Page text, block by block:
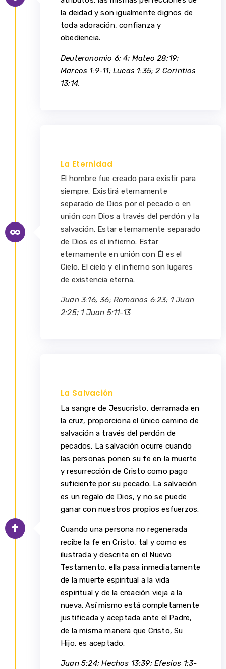
la deidad y son igualmente dignos de
toda adoración, confianza y
obediencia.
Deuteronomio 6: 4; Mateo 28:19;
Marcos 1:9-11; Lucas 1:35; 2 Corintios
13:14.
La Eternidad
El hombre fue creado para existir para
siempre. Existirá eternamente
separado de Dios por el pecado o en
unión con Dios a través del perdón y la
salvación. Estar eternamente separado
de Dios es el infierno. Estar
eternamente en unión con Él es el
Cielo. El cielo y el infierno son lugares
de existencia eterna.
Juan 3:16, 36; Romanos 6:23; 1 Juan
2:25; 1 Juan 5:11-13
La Salvación
La sangre de Jesucristo, derramada en
la cruz, proporciona el único camino de
salvación a través del perdón de
pecados. La salvación ocurre cuando
las personas ponen su fe en la muerte
y resurrección de Cristo como pago
suficiente por su pecado. La salvación
es un regalo de Dios, y no se puede
ganar con nuestros propios esfuerzos.
Cuando una persona no regenerada
recibe la fe en Cristo, tal y como es
ilustrada y descrita en el Nuevo
Testamento, ella pasa inmediatamente
de la muerte espiritual a la vida
espiritual y de la creación vieja a la
nueva. Así mismo está completamente
justificada y aceptada ante el Padre,
de la misma manera que Cristo, Su
Hijo, es aceptado.
Juan 5:24; Hechos 13:39; Efesios 1:3-